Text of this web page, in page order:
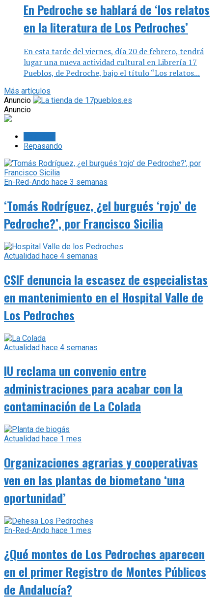
En Pedroche se hablará de ‘los relatos
en la literatura de Los Pedroches’
En esta tarde del viernes, día 20 de febrero, tendrá
lugar una nueva actividad cultural en Librería 17
Pueblos, de Pedroche, bajo el título “Los relatos...
Más artículos
Anuncio
Anuncio
Repasando
En-Red-Ando hace 3 semanas
‘Tomás Rodríguez, ¿el burgués ‘rojo’ de
Pedroche?’, por Francisco Sicilia
Actualidad hace 4 semanas
CSIF denuncia la escasez de especialistas
en mantenimiento en el Hospital Valle de
Los Pedroches
Actualidad hace 4 semanas
IU reclama un convenio entre
administraciones para acabar con la
contaminación de La Colada
Actualidad hace 1 mes
Organizaciones agrarias y cooperativas
ven en las plantas de biometano ‘una
oportunidad’
En-Red-Ando hace 1 mes
¿Qué montes de Los Pedroches aparecen
en el primer Registro de Montes Públicos
de Andalucía?